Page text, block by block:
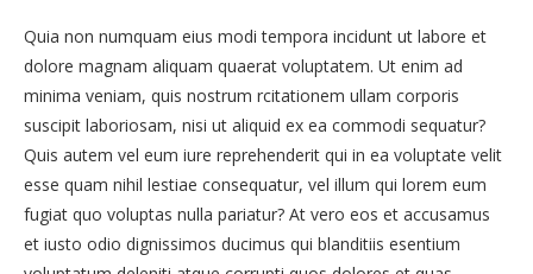
Quia non numquam eius modi tempora incidunt ut labore et
dolore magnam aliquam quaerat voluptatem. Ut enim ad
minima veniam, quis nostrum rcitationem ullam corporis
suscipit laboriosam, nisi ut aliquid ex ea commodi sequatur?
Quis autem vel eum iure reprehenderit qui in ea voluptate velit
esse quam nihil lestiae consequatur, vel illum qui lorem eum
fugiat quo voluptas nulla pariatur? At vero eos et accusamus
et iusto odio dignissimos ducimus qui blanditiis esentium